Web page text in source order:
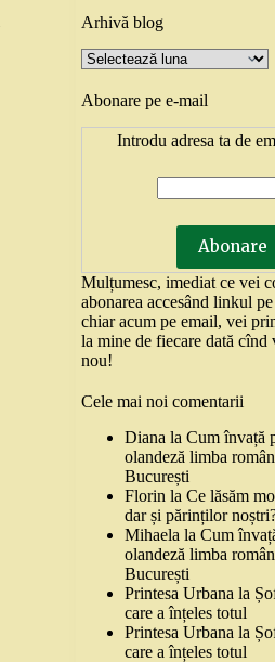
Arhivă blog
Arhivă
blog
Abonare pe e-mail
Introdu adresa ta de
Mulțumesc, imediat ce vei
abonarea accesând linkul
chiar acum pe email, vei
la mine de fiecare dată cînd
nou!
Cele mai noi comentarii
Diana laCum învață
olandeză limba
București
Florin laCe lăsăm
dar și părinților
Mihaela laCum
olandeză limba
București
Printesa Urbana la
care a înțeles totul
Printesa Urbana la
care a înțeles totul